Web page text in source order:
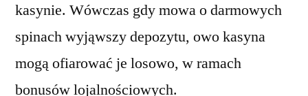
kasynie. Wówczas gdy mowa o darmowych
spinach wyjąwszy depozytu, owo kasyna
mogą ofiarować je losowo, w ramach
bonusów lojalnościowych.